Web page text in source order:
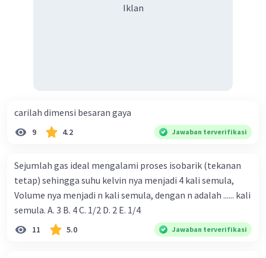
Iklan
carilah dimensi besaran gaya
9 4.2 Jawaban terverifikasi
Sejumlah gas ideal mengalami proses isobarik (tekanan
tetap) sehingga suhu kelvin nya menjadi 4 kali semula,
Volume nya menjadi n kali semula, dengan n adalah ...... kali
semula. A. 3 B. 4 C. 1/2 D. 2 E. 1/4
11 5.0 Jawaban terverifikasi